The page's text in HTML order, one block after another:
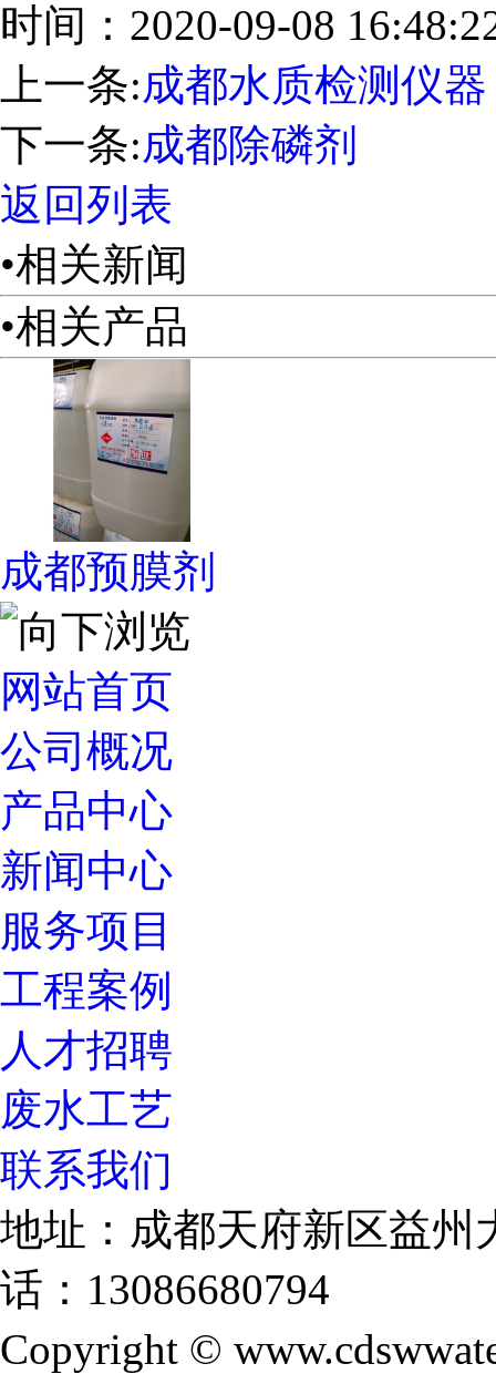
时间：2020-09-08
上一条:成都水质检测仪器
下一条:成都除磷剂
返回列表
•相关新闻
•相关产品
成都预膜剂
网站首页
公司概况
产品中心
新闻中心
服务项目
工程案例
人才招聘
废水工艺
联系我们
地址：成都天府新区益
话：13086680794
Copyright ©